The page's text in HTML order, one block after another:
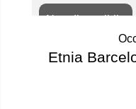
Non disponibile
Etnia